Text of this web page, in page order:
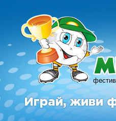
Играй, живи